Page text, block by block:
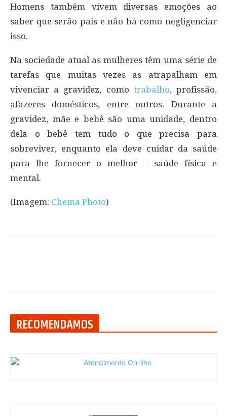
Homens também vivem diversas emoções ao
saber que serão pais e não há como negligenciar
isso.
Na sociedade atual as mulheres têm uma série de
tarefas que muitas vezes as atrapalham em
vivenciar a gravidez, como trabalho, profissão,
afazeres domésticos, entre outros. Durante a
gravidez, mãe e bebê são uma unidade, dentro
dela o bebê tem tudo o que precisa para
sobreviver, enquanto ela deve cuidar da saúde
para lhe fornecer o melhor – saúde física e
mental.
(Imagem: Chema Photo)
RECOMENDAMOS